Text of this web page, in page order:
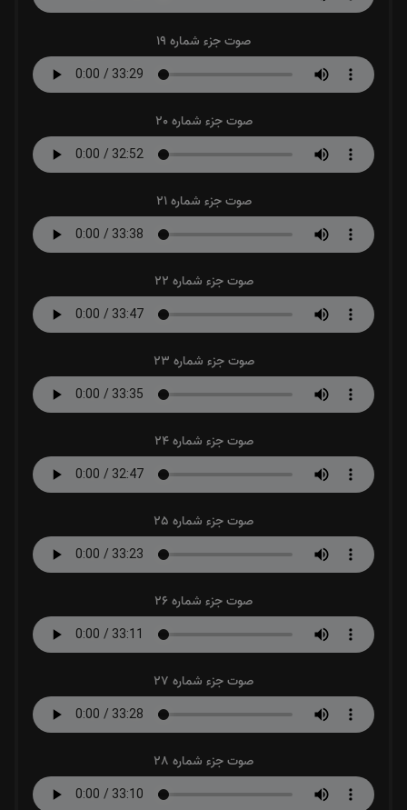
صوت جزء شماره 19
صوت جزء شماره 20
صوت جزء شماره 21
صوت جزء شماره 22
صوت جزء شماره 23
صوت جزء شماره 24
صوت جزء شماره 25
صوت جزء شماره 26
صوت جزء شماره 27
صوت جزء شماره 28